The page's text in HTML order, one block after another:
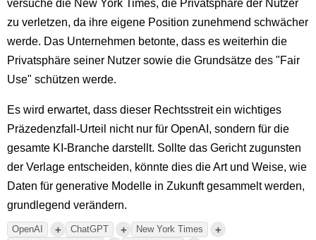
versuche die New York Times, die Privatsphäre der Nutzer
zu verletzen, da ihre eigene Position zunehmend schwächer
werde. Das Unternehmen betonte, dass es weiterhin die
Privatsphäre seiner Nutzer sowie die Grundsätze des "Fair
Use" schützen werde.
Es wird erwartet, dass dieser Rechtsstreit ein wichtiges
Präzedenzfall-Urteil nicht nur für OpenAI, sondern für die
gesamte KI-Branche darstellt. Sollte das Gericht zugunsten
der Verlage entscheiden, könnte dies die Art und Weise, wie
Daten für generative Modelle in Zukunft gesammelt werden,
grundlegend verändern.
OpenAI + ChatGPT + New York Times +